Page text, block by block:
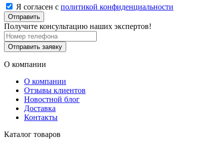
Я согласен с политикой конфиденциальности
Отправить
Получите консультацию наших экспертов!
Отправить заявку
О компании
О компании
Отзывы клиентов
Новостной блог
Доставка
Контакты
Каталог товаров